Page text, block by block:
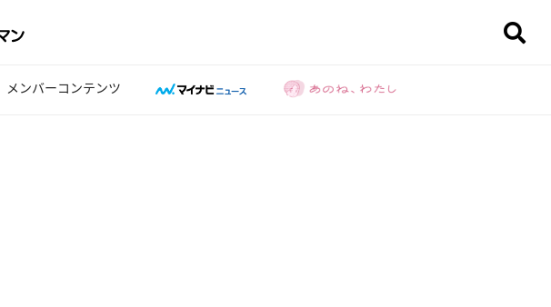
メンバーコンテンツ